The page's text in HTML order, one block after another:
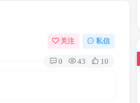
关注 私信
0 43 10